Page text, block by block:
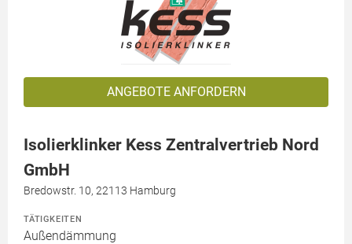
ANGEBOTE ANFORDERN
Isolierklinker Kess Zentralvertrieb Nord
GmbH
Bredowstr. 10, 22113 Hamburg
TÄTIGKEITEN
Außendämmung